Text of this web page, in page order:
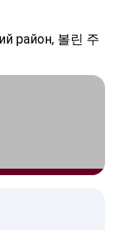
район, 볼린 주